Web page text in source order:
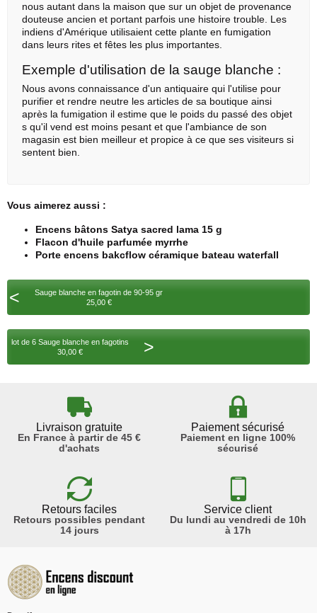
nous autant dans la maison que sur un objet de provenance
douteuse ancien et portant parfois une histoire trouble. Les
indiens d'Amérique utilisaient cette plante en fumigation
dans leurs rites et fêtes les plus importantes.
Exemple d'utilisation de la sauge blanche :
Nous avons connaissance d'un antiquaire qui l'utilise pour
purifier et rendre neutre les articles de sa boutique ainsi
après la fumigation il estime que le poids du passé des objet
s qu'il vend est moins pesant et que l'ambiance de son
magasin est bien meilleur et propice à ce que ses visiteurs si
sentent bien.
Vous aimerez aussi :
Encens bâtons Satya sacred lama 15 g
Flacon d'huile parfumée myrrhe
Porte encens bakcflow céramique bateau waterfall
<
Sauge blanche en fagotin de 90-95 gr
25,00 €
lot de 6 Sauge blanche en fagotins
30,00 €
>
Livraison gratuite
En France à partir de 45 €
d'achats
Paiement sécurisé
Paiement en ligne 100%
sécurisé
Retours faciles
Retours possibles pendant
14 jours
Service client
Du lundi au vendredi de 10h
à 17h